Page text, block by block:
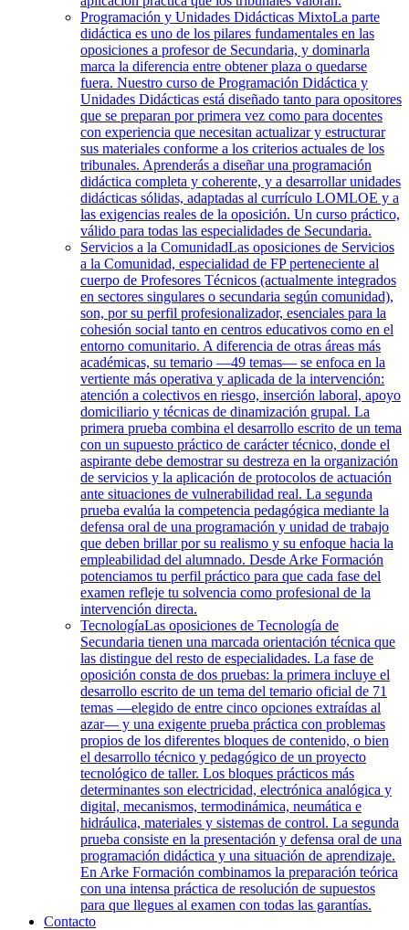
Programación y Unidades Didácticas MixtoLa parte
didáctica es uno de los pilares fundamentales en las
oposiciones a profesor de Secundaria, y dominarla
marca la diferencia entre obtener plaza o quedarse
fuera. Nuestro curso de Programación Didáctica y
Unidades Didácticas está diseñado tanto para opositores
que se preparan por primera vez como para docentes
con experiencia que necesitan actualizar y estructurar
sus materiales conforme a los criterios actuales de los
tribunales. Aprenderás a diseñar una programación
didáctica completa y coherente, y a desarrollar unidades
didácticas sólidas, adaptadas al currículo LOMLOE y a
las exigencias reales de la oposición. Un curso práctico,
válido para todas las especialidades de Secundaria.
Servicios a la ComunidadLas oposiciones de Servicios
a la Comunidad, especialidad de FP perteneciente al
cuerpo de Profesores Técnicos (actualmente integrados
en sectores singulares o secundaria según comunidad),
son, por su perfil profesionalizador, esenciales para la
cohesión social tanto en centros educativos como en el
entorno comunitario. A diferencia de otras áreas más
académicas, su temario —49 temas— se enfoca en la
vertiente más operativa y aplicada de la intervención:
atención a colectivos en riesgo, inserción laboral, apoyo
domiciliario y técnicas de dinamización grupal. La
primera prueba combina el desarrollo escrito de un tema
con un supuesto práctico de carácter técnico, donde el
aspirante debe demostrar su destreza en la organización
de servicios y la aplicación de protocolos de actuación
ante situaciones de vulnerabilidad real. La segunda
prueba evalúa la competencia pedagógica mediante la
defensa oral de una programación y unidad de trabajo
que deben brillar por su realismo y su enfoque hacia la
empleabilidad del alumnado. Desde Arke Formación
potenciamos tu perfil práctico para que cada fase del
examen refleje tu solvencia como profesional de la
intervención directa.
TecnologíaLas oposiciones de Tecnología de
Secundaria tienen una marcada orientación técnica que
las distingue del resto de especialidades. La fase de
oposición consta de dos pruebas: la primera incluye el
desarrollo escrito de un tema del temario oficial de 71
temas —elegido de entre cinco opciones extraídas al
azar— y una exigente prueba práctica con problemas
propios de los diferentes bloques de contenido, o bien
el desarrollo técnico y pedagógico de un proyecto
tecnológico de taller. Los bloques prácticos más
determinantes son electricidad, electrónica analógica y
digital, mecanismos, termodinámica, neumática e
hidráulica, materiales y sistemas de control. La segunda
prueba consiste en la presentación y defensa oral de una
programación didáctica y una situación de aprendizaje.
En Arke Formación combinamos la preparación teórica
con una intensa práctica de resolución de supuestos
para que llegues al examen con todas las garantías.
Contacto